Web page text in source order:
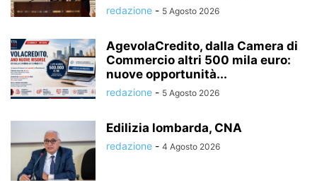
redazione - 5 Agosto 2026
AgevolaCredito, dalla Camera di
Commercio altri 500 mila euro:
nuove opportunità...
redazione - 5 Agosto 2026
Edilizia lombarda, CNA
redazione - 4 Agosto 2026